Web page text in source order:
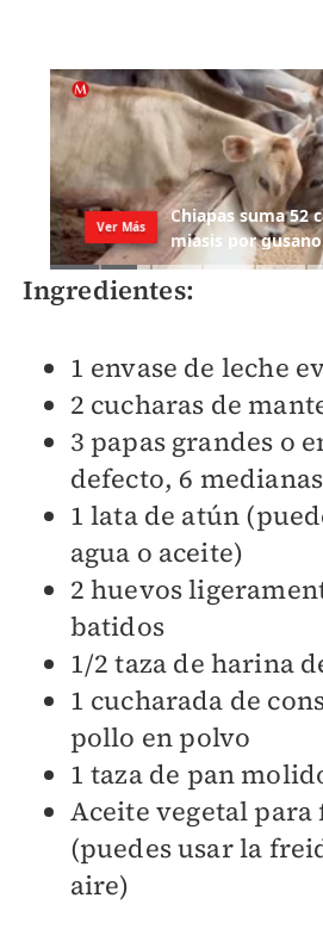
Ingredientes:
1 envase de leche
2 cucharas de
3 papas grandes o
defecto, 6 medianas
1 lata de atún
agua o aceite)
2 huevos
batidos
1/2 taza de harina
1 cucharada de
pollo en polvo
1 taza de pan
Aceite vegetal
(puedes usar la
aire)